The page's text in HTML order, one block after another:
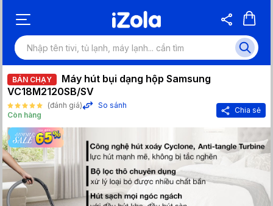
BÁN CHẠY
Máy hút bụi dạng hộp Samsung
VC18M2120SB/SV
(đánh giá)
So sánh
Còn hàng
Chia sẻ